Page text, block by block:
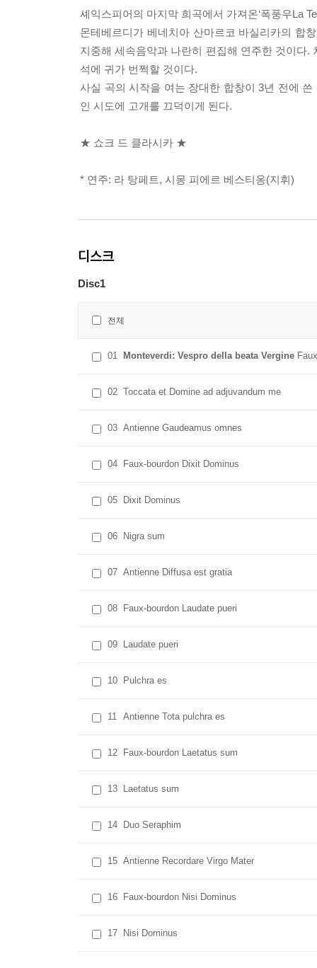
셰익스피어의 마지막 희곡에서 가져온‘폭풍우La
몬테베르디가 베네치아 산마르코 바실리카의 합
지중해 세속음악과 나란히 편집해 연주한 것이다
석에 귀가 번쩍할 것이다.
사실 곡의 시작을 여는 장대한 합창이 3년 전에
인 시도에 고개를 끄덕이게 된다.
★ 쇼크 드 클라시카 ★
* 연주: 라 탕페트, 시몽 피에르 베스티옹(지휘)
디스크
Disc1
전체
01 Monteverdi: Vespro della beata Vergine
02 Toccata et Domine ad adjuvandum me
03 Antienne Gaudeamus omnes
04 Faux-bourdon Dixit Dominus
05 Dixit Dominus
06 Nigra sum
07 Antienne Diffusa est gratia
08 Faux-bourdon Laudate pueri
09 Laudate pueri
10 Pulchra es
11 Antienne Tota pulchra es
12 Faux-bourdon Laetatus sum
13 Laetatus sum
14 Duo Seraphim
15 Antienne Recordare Virgo Mater
16 Faux-bourdon Nisi Dominus
17 Nisi Dominus